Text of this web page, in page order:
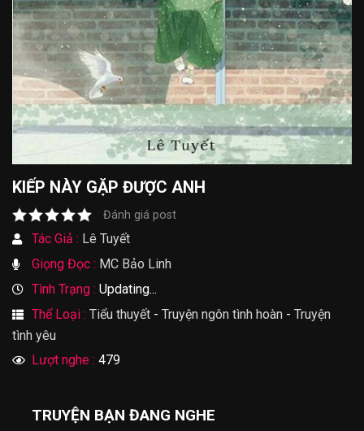
KIẾP NÀY GẶP ĐƯỢC ANH
Đánh giá post
Tác Giả : Lê Tuyết
Giọng Đọc : MC Bảo Linh
Tình Trạng : Updating...
Thể Loại : Tiểu thuyết - Truyện ngôn tình hoàn - Truyện
tình yêu
Lượt nghe : 479
TRUYỆN BẠN ĐANG NGHE